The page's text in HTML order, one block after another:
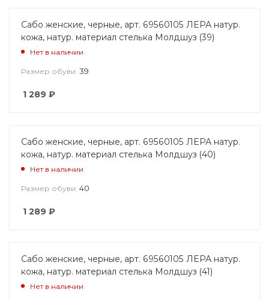
Сабо женские, черные, арт. 69560105 ЛЕРА натур.
кожа, натур. материал стелька Молдшуз (39)
Нет в наличии
Размер обуви: 39
1 289 ₽
Сабо женские, черные, арт. 69560105 ЛЕРА натур.
кожа, натур. материал стелька Молдшуз (40)
Нет в наличии
Размер обуви: 40
1 289 ₽
Сабо женские, черные, арт. 69560105 ЛЕРА натур.
кожа, натур. материал стелька Молдшуз (41)
Нет в наличии